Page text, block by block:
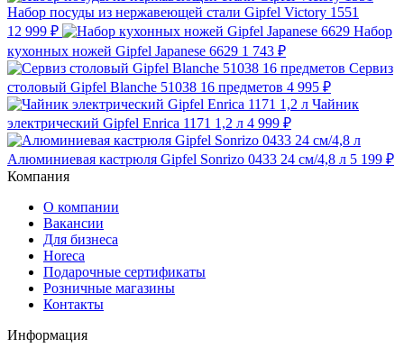
Набор посуды из нержавеющей стали Gipfel Victory 1551
12 999 ₽
Набор
кухонных ножей Gipfel Japanese 6629 1 743 ₽
Сервиз
столовый Gipfel Blanche 51038 16 предметов 4 995 ₽
Чайник
электрический Gipfel Enrica 1171 1,2 л 4 999 ₽
Алюминиевая кастрюля Gipfel Sonrizo 0433 24 см/4,8 л 5 199 ₽
Компания
О компании
Вакансии
Для бизнеса
Horeca
Подарочные сертификаты
Розничные магазины
Контакты
Информация